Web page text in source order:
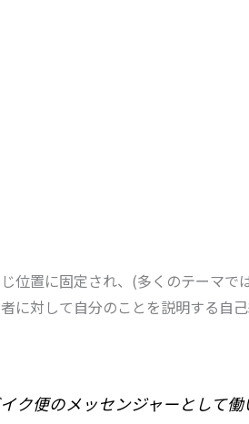
位置に固定され、(多くのテーマ
に対して自分のことを説明する自
ク便のメッセンジャーとして